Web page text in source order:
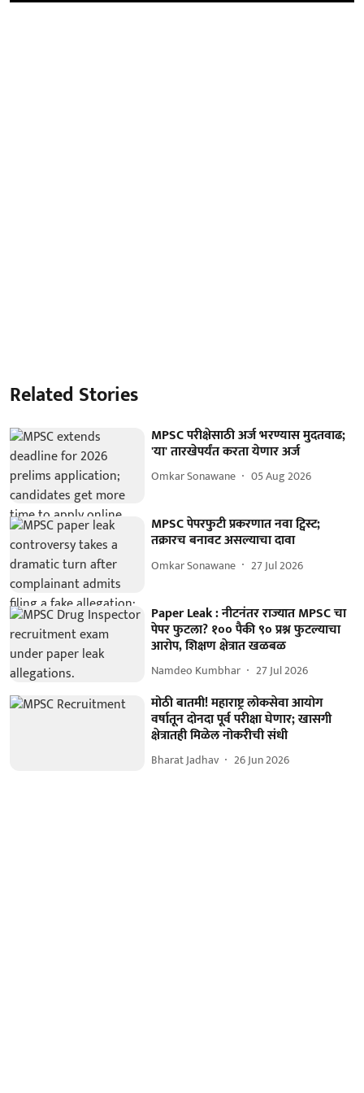
Related Stories
MPSC परीक्षेसाठी अर्ज भरण्यास मुदतवाढ;
'या' तारखेपर्यंत करता येणार अर्ज
Omkar Sonawane 05 Aug 2026
MPSC पेपरफुटी प्रकरणात नवा ट्विस्ट;
तक्रारच बनावट असल्याचा दावा
Omkar Sonawane 27 Jul 2026
Paper Leak : नीटनंतर राज्यात MPSC चा
पेपर फुटला? १०० पैकी ९० प्रश्न फुटल्याचा
आरोप, शिक्षण क्षेत्रात खळबळ
Namdeo Kumbhar 27 Jul 2026
मोठी बातमी! महाराष्ट्र लोकसेवा आयोग
वर्षातून दोनदा पूर्व परीक्षा घेणार; खासगी
क्षेत्रातही मिळेल नोकरीची संधी
Bharat Jadhav 26 Jun 2026